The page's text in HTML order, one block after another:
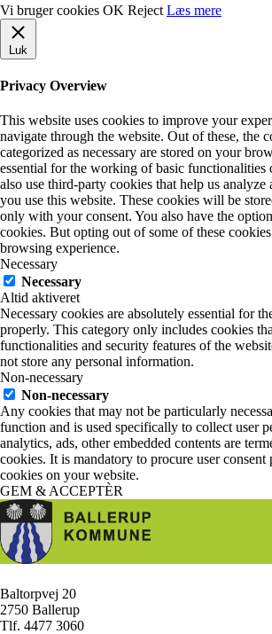
Vi bruger cookies OK Reject Læs mere
Luk
Privacy Overview
This website uses cookies to improve your
navigate through the website. Out of these, the
categorized as necessary are stored on your
essential for the working of basic functionalities
also use third-party cookies that help us analyze
you use this website. These cookies will be
only with your consent. You also have the
cookies. But opting out of some of these
browsing experience.
Necessary
Necessary
Altid aktiveret
Necessary cookies are absolutely essential for
properly. This category only includes cookies
functionalities and security features of the
not store any personal information.
Non-necessary
Non-necessary
Any cookies that may not be particularly
function and is used specifically to collect user
analytics, ads, other embedded contents are
cookies. It is mandatory to procure user
cookies on your website.
GEM & ACCEPTÈR
Baltorpvej 20
2750 Ballerup
Tlf. 4477 3060